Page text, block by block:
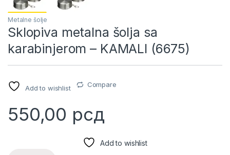
Metalne šolje
Sklopiva metalna šolja sa
karabinjerom – KAMALI (6675)
Add to wishlist Compare
550,00 рсд
Add to wishlist